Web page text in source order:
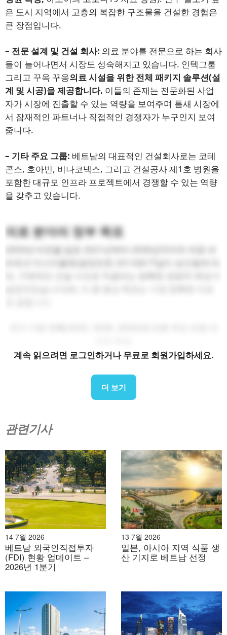
은 도시 지역에서 고층의 복잡한 구조물을 건설한 경험은
큰 장점입니다.
– 전문 설계 및 건설 회사: 의료 분야를 전문으로 하는 회사
들이 늘어나면서 시장도 성숙해지고 있습니다. 인텍그룹
그리고 꾸옥 꾸옹의료 시설을 위한 전체 패키지 솔루션(설
계 및 시공)을 제공합니다. 이들의 존재는 전문화된 사업
자가 시장에 진출할 수 있는 역량을 보여주며 틈새 시장에
서 잠재적인 파트너나 직접적인 경쟁자가 누구인지 보여
줍니다.
– 기타 주요 그룹: 베트남의 대표적인 건설회사로는 코테
콘스, 호아빈, 비나코넥스, 그리고 건설공사 제1호 병원을
포함한 대규모 인프라 프로젝트에서 경쟁할 수 있는 역량
을 갖추고 있습니다.
의료 분야의 정부 목표
2050년 비전을 담은 2021년부터 2030년까지의 의료 네
트워크 마스터플랜(결정번호 201/QĐ-TTg)이 승인됨에 따
2025
병원 병상 수 / 인구 10,000
의사 수 / 인구 10,000명
간호사 수 / 인구 10,000명
25 33
90
민간병원 병상 비율(%)
15% 25%
출처: 보건부
이 수치는 단순한 이론적 목표가 아니라, 보건부와 지방 당
국의 핵심 성과 지표(KPI) 역할을 합니다. 인구 약 1억 명을
기준으로 2030년 목표는 전국적으로 총 35만 개의 병상을
확보하는 것입니다. 이를 통해 건설 회사와 투자자는 시장
측하여 실행 가능한 사업 계획의 기반을 마련할 수 있습니
민간 부문에 대한 구체적인 목표를 설정하는 것은 강력한
계속 읽으려면 로그인하거나 무료로 회원가입하세요.
더 보기
관련기사
14 7월 2026
베트남 외국인직접투자
(FDI) 현황 업데이트 –
2026년 1분기
13 7월 2026
일본, 아시아 지역 식품 생
산 기지로 베트남 선정